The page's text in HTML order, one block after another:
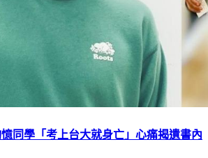
同學「考上台大就身亡」心痛揭遺書內